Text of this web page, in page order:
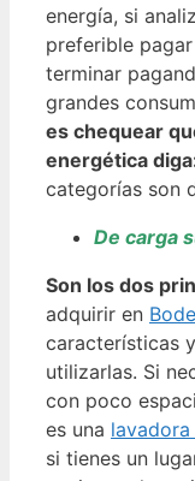
energía, si
preferible
terminar
grandes
es chequear
energética
categorías son
De carga
Son los dos
adquirir en
características
utilizarlas. Si
con poco
es una
si tienes un